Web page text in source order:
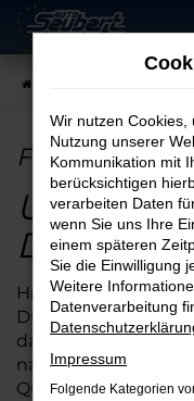
Zum
Hauptinhalt
springen
Fiat Ducato
Ducato
Haben Sie schon
Ducato online zu
dass Sie bei uns
nach Lübeck oder
Qualitativ ist der
Wir nutzen Cookies,
Nutzung unserer
Kommunikation mit
berücksichtigen
verarbeiten Daten
wenn Sie uns Ihre
einem späteren
Sie die Einwilligung
Weitere
Datenverarbeitung
Impressum
Folgende Kategorien